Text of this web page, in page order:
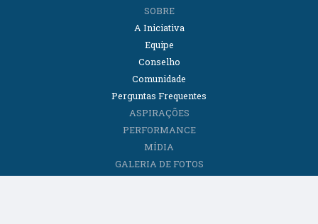
SOBRE
A Iniciativa
Equipe
Conselho
Comunidade
Perguntas Frequentes
ASPIRAÇÕES
PERFORMANCE
MÍDIA
GALERIA DE FOTOS